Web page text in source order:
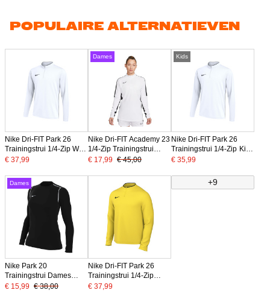
POPULAIRE ALTERNATIEVEN
Nike Dri-FIT Park 26
Trainingstrui 1/4-Zip Wit
Zwart
€ 37,99
Dames
Nike Dri-FIT Academy 23
1/4-Zip Trainingstrui
Dames Wit Zwart
€ 17,99 € 45,00
Kids
Nike Dri-FIT Park 26
Trainingstrui 1/4-Zip Kids
Wit Zwart
€ 35,99
Dames
Nike Park 20
Trainingstrui Dames
Zwart Wit
€ 15,99 € 38,00
Nike Dri-FIT Park 26
Trainingstrui 1/4-Zip
Geel Zwart
€ 37,99
+9